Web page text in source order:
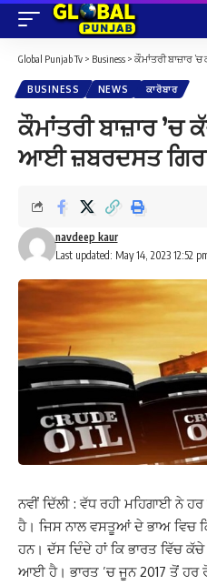
Global Punjab Tv > Business > ਕੌਮਾਂਤਰੀ ਬਾਜ਼ਾਰ
BUSINESS NEWS ਕਾਰੋਬਾਰ
ਕੌਮਾਂਤਰੀ ਬਾਜ਼ਾਰ ’ਚ
ਆਈ ਜ਼ਬਰਦਸਤ
Last updated: May 14, 2023 12:52
navdeep kaur
ਨਵੀਂ ਦਿੱਲੀ : ਵੱਧ ਰਹੀ ਮਹਿਗਾਈ ਨੇ
ਹੈ। ਜਿਸ ਨਾਲ ਵਸਤੂਆਂ ਦੇ ਭਾਅ ਵਿਚ
ਹਨ। ਦੱਸ ਦਿੰਦੇ ਹਾਂ ਕਿ ਭਾਰਤ ਵਿੱਚ
ਆਈ ਹੈ। ਭਾਰਤ ’ਚ ਜੂਨ 2017 ਤੋਂ